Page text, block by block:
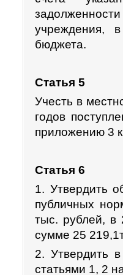
учреждения,
бюджета.
Статья 5
Учесть в
годов
приложению 3
Статья 6
1. Утвердить
публичных
тыс. рублей, в
сумме 25
2. Утвердить
статьями 1, 2